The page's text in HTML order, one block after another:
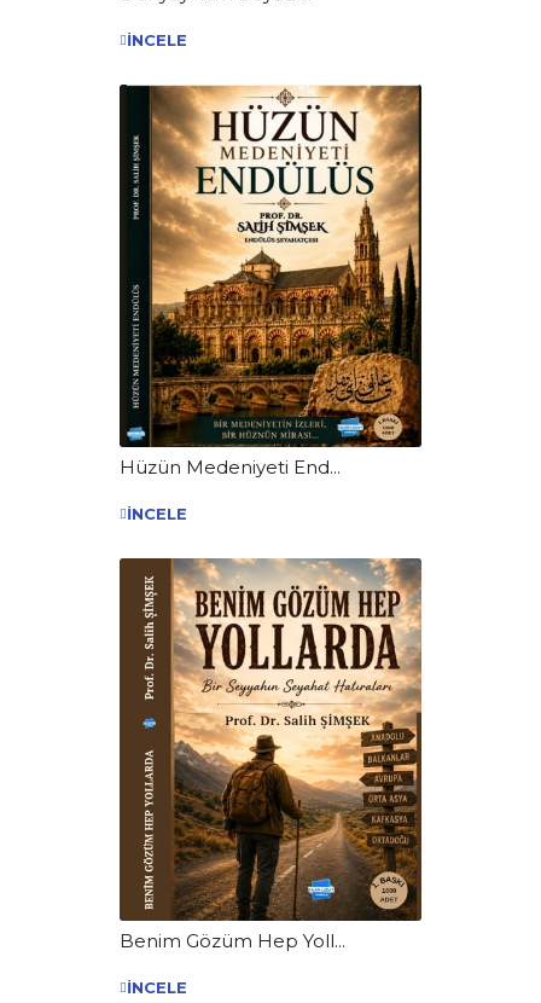
İNCELE
Hüzün Medeniyeti End...
İNCELE
Benim Gözüm Hep Yoll...
İNCELE